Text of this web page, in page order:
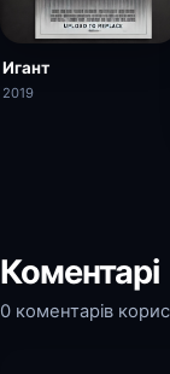
Игант
2019
Коментарі
0 коментарів